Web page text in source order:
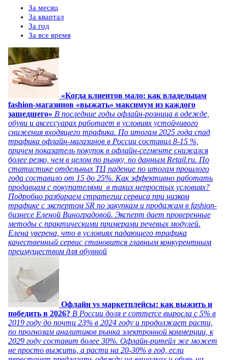
За месяц
За квартал
За год
За все время
«Когда клиентов мало: как владельцам
fashion-магазинов «выжать» максимум из каждого
зашедшего» В последние годы офлайн-розница в одежде,
обуви и аксессуарах работает в условиях устойчивого
снижения входящего трафика. По итогам 2025 года спад
трафика офлайн-магазинов в России составил 8-15 %,
причем показатель покупок в офлайн-сегменте снижался
более резко, чем в целом по рынку, по данным Retail.ru. По
статистике отдельных ТЦ падение по итогам прошлого
года составило от 15 до 25%. Как эффективно работать
продавцам с покупателями в таких непростых условиях?
Подробно разбираем стратегии сервиса при низком
трафике с экспертом SR по закупкам и продажам в fashion-
бизнесе Еленой Виноградовой. Эксперт дает проверенные
методы с практическими примерами речевых модулей.
Елена уверена, что в условиях падающего трафика
качественный сервис становится главным конкурентным
преимуществом для обувной
Офлайн vs маркетплейсы: как выжить и
победить в 2026? В России доля e commerce выросла с 5% в
2019 году до почти 23% в 2024 году и продолжает расти,
по прогнозам аналитиков рынка электронной коммерции, к
2029 году составит более 30%. Офлайн-ритейл же может
не просто выжить, а расти на 20-30% в год, если